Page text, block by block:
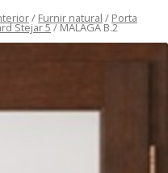
/ Furnir natural / Porta
Stejar 5/ MALAGA B.2